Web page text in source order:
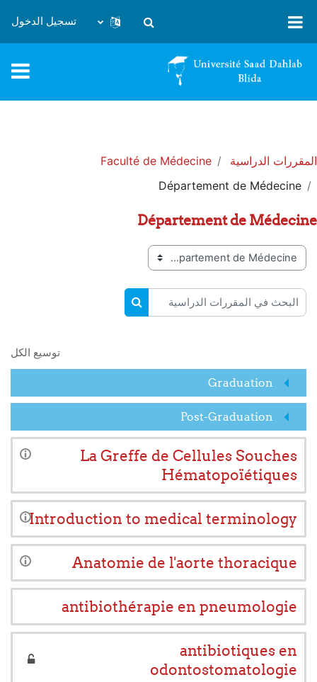
تبديل إدخال البحث
تسجيل الدخول
المقررات الدراسية
Faculté de Médecine
Département de Médecine
Département de Médecine
تصنيفات المقررات
البحث في المقررات الدراسية
البحث في المقررات الدراسية
توسيع الكل
Graduation
Post-Graduation
La Greffe de Cellules Souches
Hématopoïétiques
Introduction to medical terminology
Anatomie de l'aorte thoracique
antibiothérapie en pneumologie
antibiotiques en
odontostomatologie